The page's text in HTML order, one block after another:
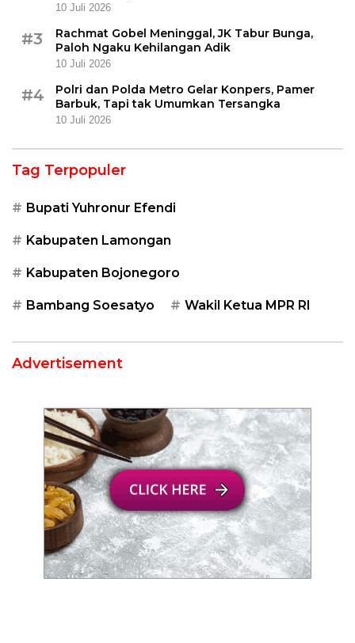
10 Juli 2026
#3
Rachmat Gobel Meninggal, JK Tabur Bunga,
Paloh Ngaku Kehilangan Adik
10 Juli 2026
#4
Polri dan Polda Metro Gelar Konpers, Pamer
Barbuk, Tapi tak Umumkan Tersangka
10 Juli 2026
Tag Terpopuler
Bupati Yuhronur Efendi
Kabupaten Lamongan
Kabupaten Bojonegoro
Bambang Soesatyo Wakil Ketua MPR RI
Advertisement